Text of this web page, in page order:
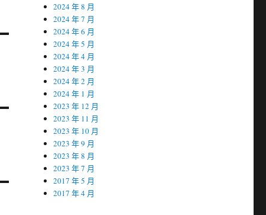
2024 年 8 月
2024 年 7 月
2024 年 6 月
2024 年 5 月
2024 年 4 月
2024 年 3 月
2024 年 2 月
2024 年 1 月
2023 年 12 月
2023 年 11 月
2023 年 10 月
2023 年 9 月
2023 年 8 月
2023 年 7 月
2017 年 5 月
2017 年 4 月